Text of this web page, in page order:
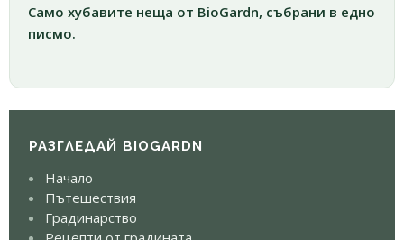
Само хубавите неща от BioGardn, събрани в едно
писмо.
РАЗГЛЕДАЙ BIOGARDN
Начало
Пътешествия
Градинарство